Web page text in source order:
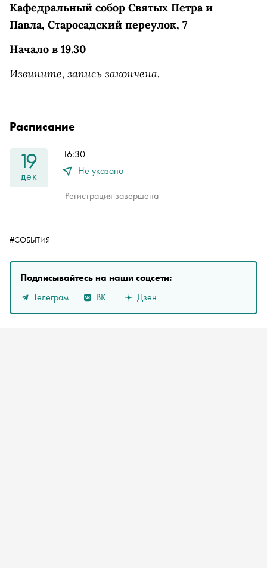
Кафедральный собор Святых Петра и
Павла, Старосадский переулок, 7
Начало в 19.30
Извините, запись закончена.
Расписание
19
дек
16:30
Не указано
Регистрация завершена
#СОБЫТИЯ
Подписывайтесь на наши соцсети:
Телеграм
ВК Дзен